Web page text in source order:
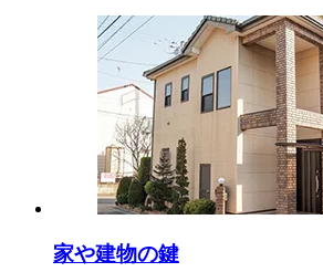
家や建物の鍵